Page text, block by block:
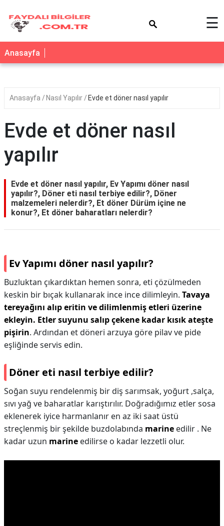
☰
Anasayfa
Anasayfa Nasıl Yapılır Evde et döner nasıl yapılır
Evde et döner nasıl
yapılır
Evde et döner nasıl yapılır, Ev Yapımı döner nasıl
yapılır?, Döner eti nasıl terbiye edilir?, Döner
malzemeleri nelerdir?, Et döner Dürüm içine ne
konur?, Et döner baharatları nelerdir?
Ev Yapımı döner nasıl yapılır?
Buzluktan çıkardıktan hemen sonra, eti çözülmeden
keskin bir bıçak kullanarak ince ince dilimleyin. Tavaya
tereyağını alıp eritin ve dilimlenmiş etleri üzerine
ekleyin. Etler suyunu salıp çekene kadar kısık ateşte
pişirin. Ardından et döneri arzuya göre pilav ve pide
eşliğinde servis edin.
Döner eti nasıl terbiye edilir?
Soğan suyu rendelenmiş bir diş sarımsak, yoğurt ,salça,
sıvı yağ ve baharatlar karıştırılır. Doğradığımız etler sosa
eklenerek iyice harmanlanır en az iki saat üstü
streçlenmiş bir şekilde buzdolabında marine edilir . Ne
kadar uzun marine edilirse o kadar lezzetli olur.